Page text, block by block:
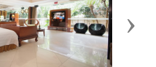
Next